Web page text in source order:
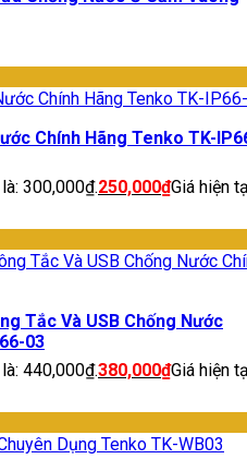
Chính Hãng Tenko TK-
300,000₫.250,000₫Giá hiện
Tắc Và USB Chống Nước
03
440,000₫.380,000₫Giá hiện